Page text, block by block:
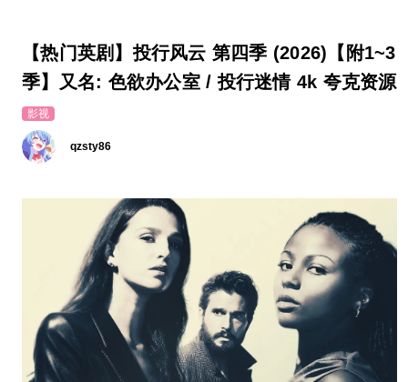
【热门英剧】投行风云 第四季 (2026)【附1~3
季】又名: 色欲办公室 / 投行迷情 4k 夸克资源
影视
qzsty86